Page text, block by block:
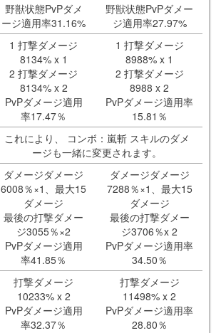
野獣状態PvPダメ
ージ適用率31.16%
野獣状態PvPダメー
ジ適用率27.97%
1 打撃ダメージ
8134% x 1
2 打撃ダメージ
8134% x 2
PvPダメージ適用
率17.47％
1 打撃ダメージ
8988% x 1
2 打撃ダメージ
8988 x 2
PvPダメージ適用率
15.81％
これにより、 コンボ：嵐斬 スキルのダメ
ージも一緒に変更されます。
ダメージダメージ
6008％×1、最大15
ダメージ
最後の打撃ダメー
ジ3055％×2
PvPダメージ適用
率41.85％
ダメージダメージ
7288％×1、最大15
ダメージ
最後の打撃ダメー
ジ3706％x 2
PvPダメージ適用率
34.50％
打撃ダメージ
10233% x 2
PvPダメージ適用
率32.37％
打撃ダメージ
11498% x 2
PvPダメージ適用率
28.80％